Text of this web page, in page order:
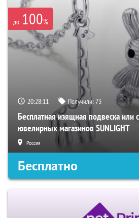
до 100%
20:28:11 Получили:73
Бесплатная изящная подвеска или
ювелирных магазинов SUNLIGHT
Россия
Бесплатно